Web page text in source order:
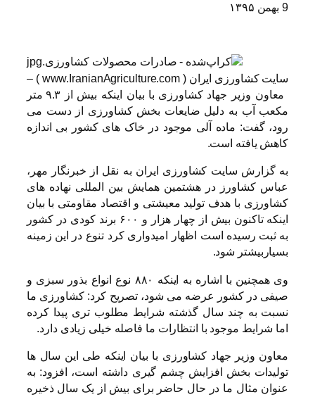
9 بهمن ۱۳۹۵
سایت کشاورزی ایران ‌( www.IranianAgriculture.com ) –
معاون وزیر جهاد کشاورزی با بیان اینکه بیش از ۹.۳ متر
مکعب آب به دلیل ضایعات بخش کشاورزی از دست می
رود، گفت: ماده آلی موجود در خاک های کشور بی اندازه
کاهش یافته است.
به گزارش سایت کشاورزی ایران به نقل از خبرنگار مهر،
عباس کشاورز در هشتمین همایش بین المللی نهاده های
کشاورزی با هدف تولید معیشتی و اقتصاد مقاومتی با بیان
اینکه تاکنون بیش از چهار هزار و ۶۰۰ برند کودی در کشور
به ثبت رسیده است اظهار امیدواری کرد تنوع در این زمینه
بسیاربیشتر شود.
وی همچنین با اشاره به اینکه ۸۸۰ نوع انواع بذور سبزی و
صیفی در کشور عرضه می شود، تصریح کرد: کشاورزی ما
نسبت به چند سال گذشته شرایط مطلوب تری پیدا کرده
اما شرایط موجود با انتظارات ما فاصله خیلی زیادی دارد.
معاون وزیر جهاد کشاورزی با بیان اینکه طی این سال ها
تولیدات بخش افزایش چشم گیری داشته است، افزود: به
عنوان مثال ما در حال حاضر برای بیش از یک سال ذخیره